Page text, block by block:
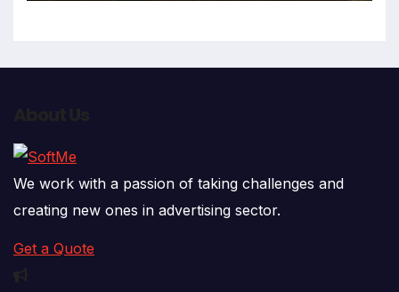
We work with a passion of taking challenges and
creating new ones in advertising sector.
Get a Quote